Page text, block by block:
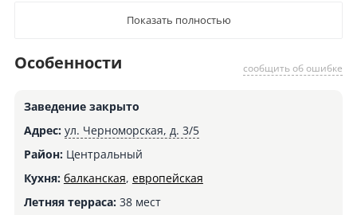
Показать полностью
сообщить об ошибке
Особенности
Заведение закрыто
Адрес: ул. Черноморская, д. 3/5
Район:Центральный
Кухня: балканская, европейская
Летняя терраса:38 мест